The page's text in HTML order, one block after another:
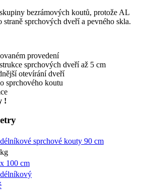
bezrámových koutů, protože AL
straně sprchových dveří a pevného skla.
provedení
sprchových dveří až 5 cm
otevírání dveří
sprchového koutu
!
sprchové kouty 90 cm
100 cm